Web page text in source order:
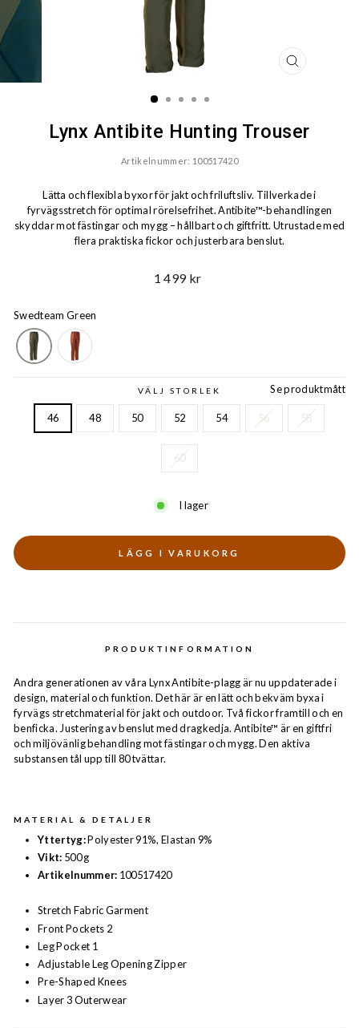
STÄNG
Lynx Antibite Hunting Trouser
Artikelnummer: 100517420
Lätta och flexibla byxor för jakt och friluftsliv. Tillverkade i
fyrvägsstretch för optimal rörelsefrihet. Antibite™-behandlingen
skyddar mot fästingar och mygg – hållbart och giftfritt. Utrustade med
flera praktiska fickor och justerbara benslut.
Ord.
1 499 kr
Swedteam Green
Se produktmått
VÄLJ STORLEK
46 48 50 52 54 56 58
60
I lager
LÄGG I VARUKORG
PRODUKTINFORMATION
Andra generationen av våra Lynx Antibite-plagg är nu uppdaterade i
design, material och funktion. Det här är en lätt och bekväm byxa i
fyrvägs stretchmaterial för jakt och outdoor. Två fickor framtill och en
benficka. Justering av benslut med dragkedja. Antibite™ är en giftfri
och miljövänlig behandling mot fästingar och mygg. Den aktiva
substansen tål upp till 80 tvättar.
MATERIAL & DETALJER
Yttertyg:Polyester 91%, Elastan 9%
Vikt: 500 g
Artikelnummer: 100517420
Stretch Fabric Garment
Front Pockets 2
Leg Pocket 1
Adjustable Leg Opening Zipper
Pre-Shaped Knees
Layer 3 Outerwear